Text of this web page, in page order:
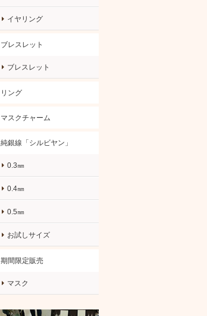
イヤリング
ブレスレット
ブレスレット
リング
マスクチャーム
純銀線「シルビヤン」
0.3㎜
0.4㎜
0.5㎜
お試しサイズ
期間限定販売
マスク